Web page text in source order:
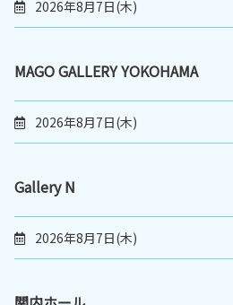
2026年8月7日(木)
MAGO GALLERY YOKOHAMA
2026年8月7日(木)
Gallery N
2026年8月7日(木)